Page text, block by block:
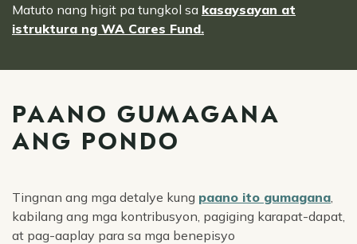
Matuto nang higit pa tungkol sa kasaysayan at
istruktura ng WA Cares Fund.
PAANO GUMAGANA
ANG PONDO
Tingnan ang mga detalye kung paano ito gumagana
kabilang ang mga kontribusyon, pagiging karapat-dapat,
at pag-aaplay para sa mga benepisyo